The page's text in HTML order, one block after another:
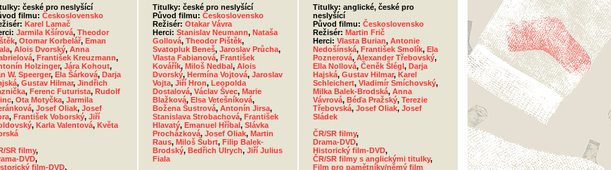
české pro neslyšící
filmu: Československo
Karel Lamač
Jarmila Kšírová, Theodor
, Otomar Korbelář, Eman
, Alois Dvorský, Anna
, František Kreuzmann,
Holzinger, Jára Kohout,
W. Speerger, Ela Šárková, Darja
, Gustav Hilmar, Jindřich
, Ferenc Futurista, Rudolf
, Ota Motyčka, Jarmila
, Josef Oliak, Josef
, František Voborský, Jiří
, Karla Valentová, Květa
SR filmy,
DVD,
film-DVD,
Titulky: české pro neslyšící
Původ filmu: Československo
Režisér: Otakar Vávra
Herci: Stanislav Neumann, Nataša
Gollová, Theodor Pištěk,
Svatopluk Beneš, Jaroslav Průcha,
Vlasta Fabianová, František
Kovářík, Miloš Nedbal, Alois
Dvorský, Hermína Vojtová, Jaroslav
Vojta, Jiří Hron, Leopolda
Dostalová, Václav Švec, Marie
Blažková, Elsa Vetešníková,
Božena Šustrová, Antonín Jirsa,
Stanislava Strobachová, František
Hlavatý, Emanuel Hříbal, Slávka
Procházková, Josef Oliak, Martin
Raus, Miloš Šubrt, Filip Balek-
Brodský, Bedřich Ulrych, Jiří Julius
Fiala
Titulky: anglické, české pro
neslyšící
Původ filmu: Československo
Režisér: Martin Frič
Herci: Vlasta Burian, Antonie
Nedošínská, František Smolík, Ela
Poznerová, Alexander Třebovský,
Ella Nollová, Čeněk Šlégl, Darja
Hajská, Gustav Hilmar, Karel
Schleichert, Vladimír Smíchovský,
Milka Balek-Brodská, Anna
Vávrová, Béďa Pražský, Terezie
Třebovská, Josef Oliak, Josef
Sládek
ČR/SR filmy,
Drama-DVD,
Historický film-DVD,
ČR/SR filmy s anglickými titulky,
Film pro pamětníky/němý film